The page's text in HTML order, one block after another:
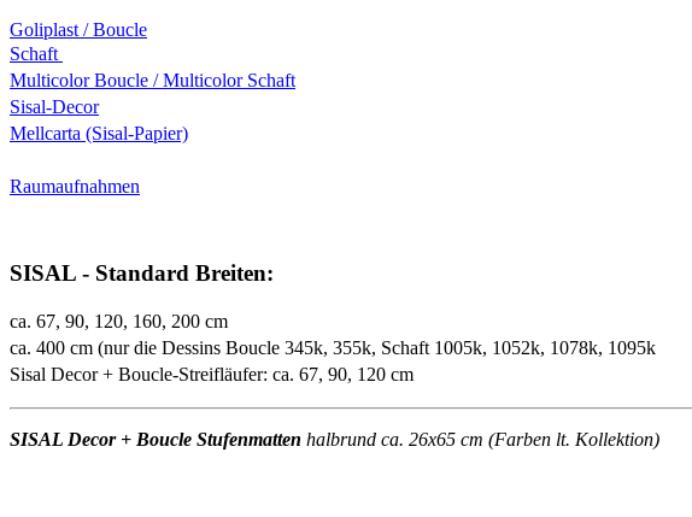
Goliplast / Boucle
Schaft
Multicolor Boucle / Multicolor Schaft
Sisal-Decor
Mellcarta (Sisal-Papier)
Raumaufnahmen
SISAL - Standard Breiten:
ca. 67, 90, 120, 160, 200 cm
ca. 400 cm (nur die Dessins Boucle 345k, 355k, Schaft 1005k, 1052k, 1078k, 1095k
Sisal Decor + Boucle-Streifläufer: ca. 67, 90, 120 cm
SISAL Decor + Boucle Stufenmatten halbrund ca. 26x65 cm (Farben lt. Kollektion)